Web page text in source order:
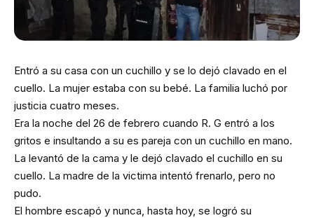
Entró a su casa con un cuchillo y se lo dejó clavado en el
cuello. La mujer estaba con su bebé. La familia luchó por
justicia cuatro meses.
Era la noche del 26 de febrero cuando R. G entró a los
gritos e insultando a su es pareja con un cuchillo en mano.
La levantó de la cama y le dejó clavado el cuchillo en su
cuello. La madre de la victima intentó frenarlo, pero no
pudo.
El hombre escapó y nunca, hasta hoy, se logró su